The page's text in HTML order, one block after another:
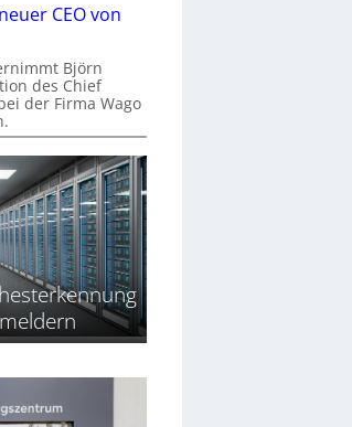
CEO von
Björn
des Chief
der Firma Wago